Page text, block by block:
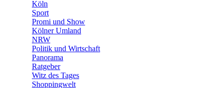
Köln
Sport
Promi und Show
Kölner Umland
NRW
Politik und Wirtschaft
Panorama
Ratgeber
Witz des Tages
Shoppingwelt